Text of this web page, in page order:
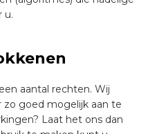
u.
aantal rechten. Wij
goed mogelijk aan te
Laat het ons dan